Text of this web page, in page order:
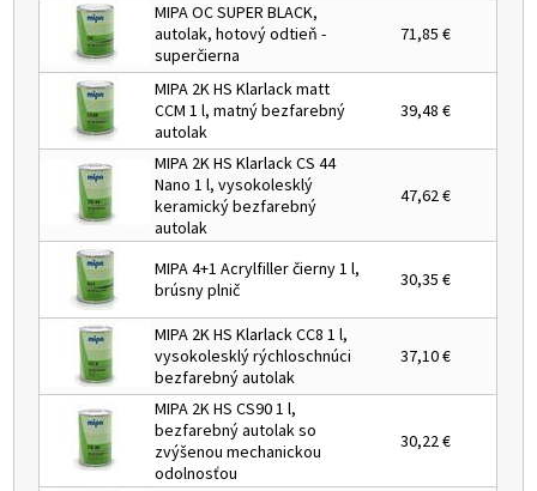
MIPA OC SUPER BLACK,
autolak, hotový odtieň -
superčierna
71,85 €
MIPA 2K HS Klarlack matt
CCM 1 l, matný bezfarebný
autolak
39,48 €
MIPA 2K HS Klarlack CS 44
Nano 1 l, vysokolesklý
keramický bezfarebný
autolak
47,62 €
MIPA 4+1 Acrylfiller čierny 1 l,
brúsny plnič
30,35 €
MIPA 2K HS Klarlack CC8 1 l,
vysokolesklý rýchloschnúci
bezfarebný autolak
37,10 €
MIPA 2K HS CS90 1 l,
bezfarebný autolak so
zvýšenou mechanickou
odolnosťou
30,22 €